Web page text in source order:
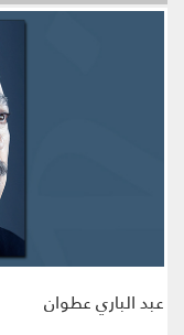
عبد الباري عطوان